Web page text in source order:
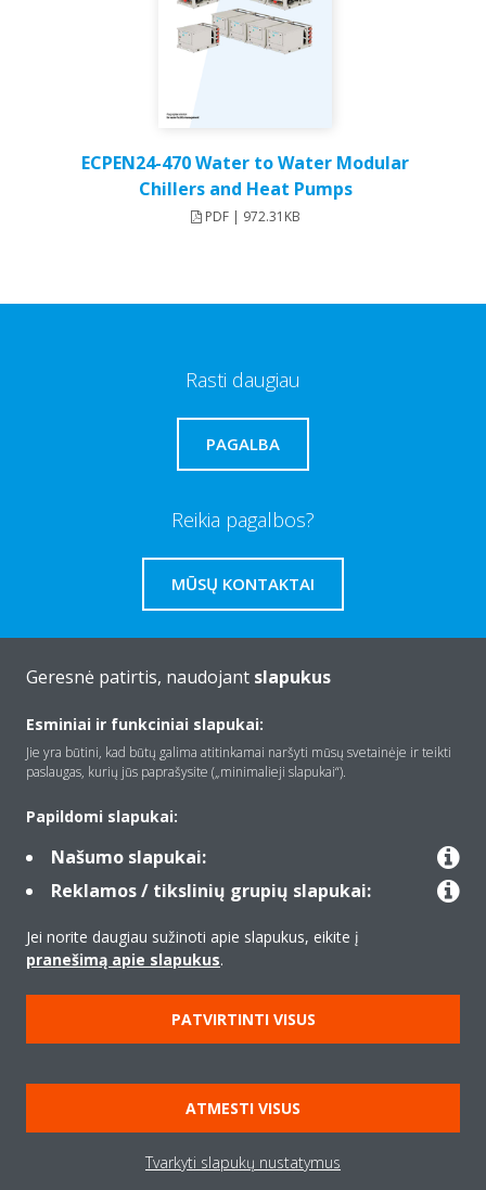
ECPEN24-470 Water to Water Modular
Chillers and Heat Pumps
PDF | 972.31KB
Rasti daugiau
PAGALBA
Reikia pagalbos?
MŪSŲ KONTAKTAI
Apie Daikin
Kontaktas
Produktai
Copyright © Daikin
Teisinis pranešimas
Įspėjimas dėl slapukų
Duomenų apsaugos politika
Įmonių etika
Geresnė patirtis, naudojant slapukus
Esminiai ir funkciniai slapukai:
Jie yra būtini, kad būtų galima atitinkamai naršyti mūsų svetainėje ir teikti
paslaugas, kurių jūs paprašysite („minimalieji slapukai“).
Papildomi slapukai:
Našumo slapukai:
Reklamos / tikslinių grupių slapukai:
Jei norite daugiau sužinoti apie slapukus, eikite į
pranešimą apie slapukus.
PATVIRTINTI VISUS
ATMESTI VISUS
Tvarkyti slapukų nustatymus